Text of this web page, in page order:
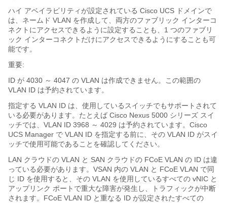
ハイ アベイラビリティが設定されている Cisco UCS ドメインで
は、ネームド VLAN を作成して、両方のファブリック インターコ
ネクトにアクセスできるように設定することも、1 つのファブリ
ック インターコネクトだけにアクセスできるようにすることも可
能です。
重要:
ID が 4030 ～ 4047 の VLAN は作成できません。この範囲の
VLAN ID は予約されています。
指定する VLAN ID は、使用しているスイッチでもサポートされて
いる必要があります。たとえば Cisco Nexus 5000 シリーズ スイ
ッチでは、VLAN ID 3968 ～ 4029 は予約されています。 Cisco
UCS Manager で VLAN ID を指定する前に、その VLAN ID がスイ
ッチで使用可能であることを確認してください。
LAN クラウドの VLAN と SAN クラウドの FCoE VLAN の ID は違
っている必要があります。VSAN 内の VLAN と FCoE VLAN で同
じ ID を使用すると、その VLAN を使用しているすべての vNIC と
アップリンク ポートで重大な障害が発生し、トラフィックが中断
されます。FCoE VLAN ID と重なる ID が設定されたすべての